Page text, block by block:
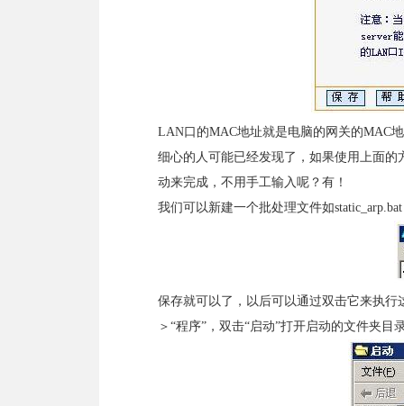
LAN口的MAC地址就是电脑的网关的MAC
细心的人可能已经发现了，如果使用上面
动来完成，不用手工输入呢？有！
我们可以新建一个批处理文件如
保存就可以了，以后可以通过双击它来执
＞“程序”，双击“启动”打开启动的文件夹目